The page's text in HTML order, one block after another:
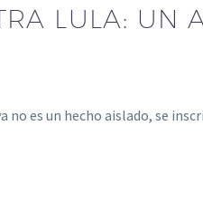
LULA: UN
no es un hecho aislado, se